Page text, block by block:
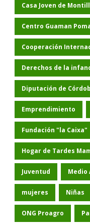
Casa Joven de
Centro Guaman
Cooperación
Derechos de la
Diputación de
Emprendimiento
Fundación "la Caixa"
Hogar de Tardes
Juventud Medio
mujeres Niñas
ONG Proagro